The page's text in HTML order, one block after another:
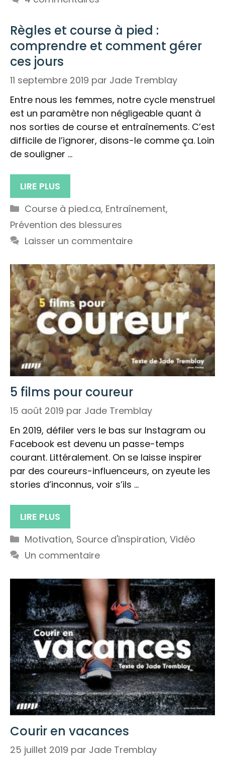
Règles et course à pied :
comprendre et comment gérer
ces jours
11 septembre 2019 par Jade Tremblay
Entre nous les femmes, notre cycle menstruel
est un paramètre non négligeable quant à
nos sorties de course et entraînements. C’est
difficile de l’ignorer, disons-le comme ça. Loin
de souligner …
LIRE PLUS
Catégories
Course à pied.ca, Entraînement,
Prévention des blessures
Laisser un commentaire
5 films pour coureur
15 août 2019 par Jade Tremblay
En 2019, défiler vers le bas sur Instagram ou
Facebook est devenu un passe-temps
courant. Littéralement. On se laisse inspirer
par des coureurs-influenceurs, on zyeute les
stories d’inconnus, voir s’ils …
LIRE PLUS
Catégories
Motivation, Source d'inspiration, Vidéo
Un commentaire
Courir en vacances
25 juillet 2019 par Jade Tremblay